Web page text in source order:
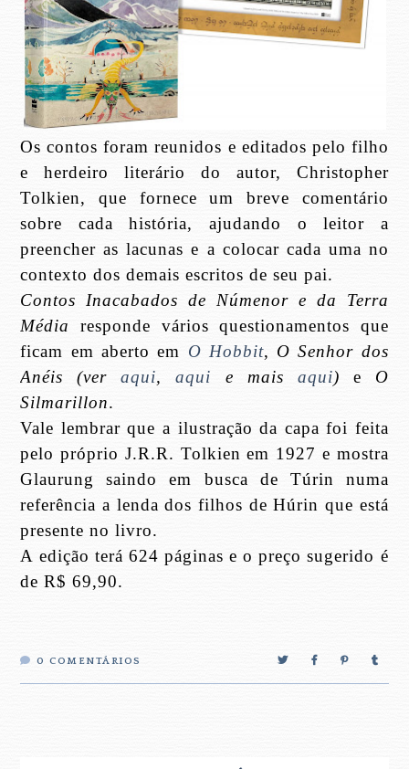
Os contos foram reunidos e editados pelo filho
e herdeiro literário do autor, Christopher
Tolkien, que fornece um breve comentário
sobre cada história, ajudando o leitor a
preencher as lacunas e a colocar cada uma no
contexto dos demais escritos de seu pai.
Contos Inacabados de Númenor e da Terra
Média
responde vários questionamentos que
ficam em aberto em O Hobbit, O Senhor dos
Anéis (veraqui,aqui e mais aqui) e O
Silmarillon.
Vale lembrar que a ilustração da capa foi feita
pelo próprio J.R.R. Tolkien em 1927 e mostra
Glaurung saindo em busca de Túrin numa
referência a lenda dos filhos de Húrin que está
presente no livro.
A edição terá 624 páginas e o preço sugerido é
de R$ 69,90.
0 COMENTÁRIOS